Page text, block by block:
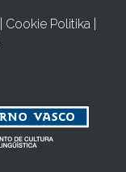
Cookie Politika